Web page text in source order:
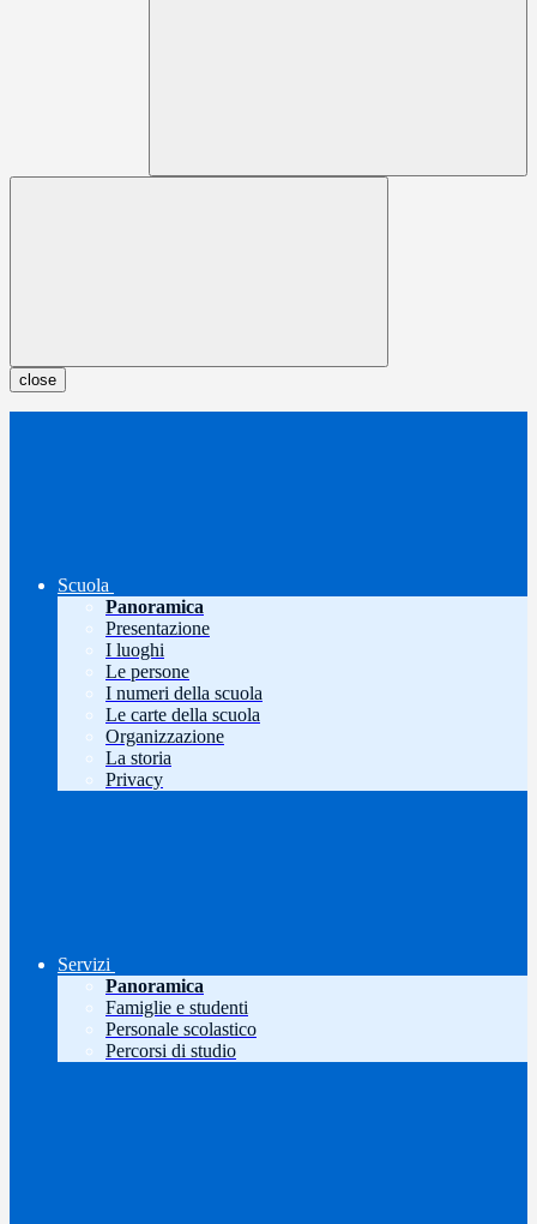
close
Scuola
Panoramica
Presentazione
I luoghi
Le persone
I numeri della scuola
Le carte della scuola
Organizzazione
La storia
Privacy
Servizi
Panoramica
Famiglie e studenti
Personale scolastico
Percorsi di studio